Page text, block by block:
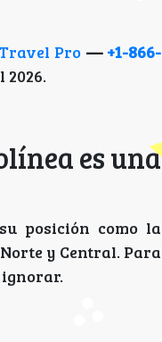
Pro — +1-866-
es una
posición como la
y Central. Para